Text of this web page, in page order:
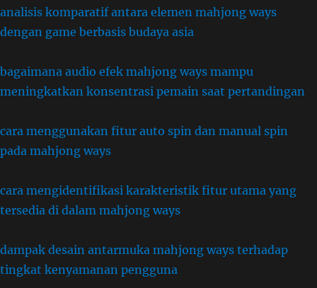
analisis komparatif antara elemen mahjong ways
dengan game berbasis budaya asia
bagaimana audio efek mahjong ways mampu
meningkatkan konsentrasi pemain saat pertandingan
cara menggunakan fitur auto spin dan manual spin
pada mahjong ways
cara mengidentifikasi karakteristik fitur utama yang
tersedia di dalam mahjong ways
dampak desain antarmuka mahjong ways terhadap
tingkat kenyamanan pengguna